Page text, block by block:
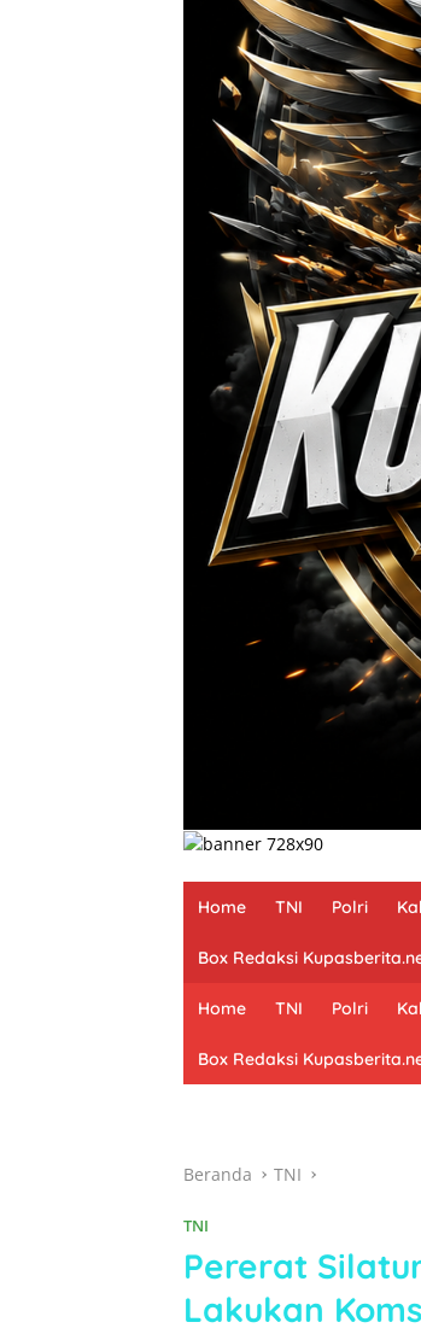
Home TNI Polri
Box Redaksi
Home TNI Polri
Box Redaksi
Beranda TNI
TNI
Pererat
Lakukan